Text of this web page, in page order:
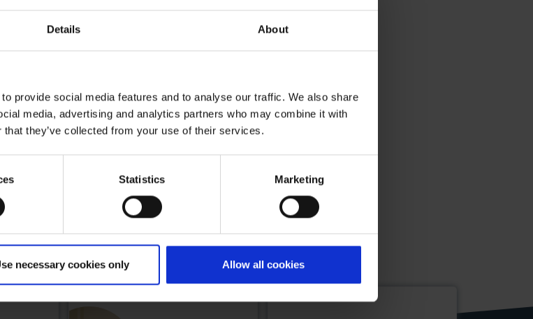
Details About
provide social media features and to analyse our traffic. We also share
media, advertising and analytics partners who may combine it with
they’ve collected from your use of their services.
Statistics Marketing
necessary cookies only Allow all cookies